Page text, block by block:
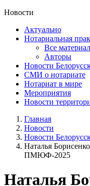
Новости
Актуально
Нотариальная
Все
Авторы
Новости
СМИ о нотариате
Нотариат в мире
Мероприятия
Новости
Главная
Новости
Новости
Наталья
ПМЮФ-2025
Наталья